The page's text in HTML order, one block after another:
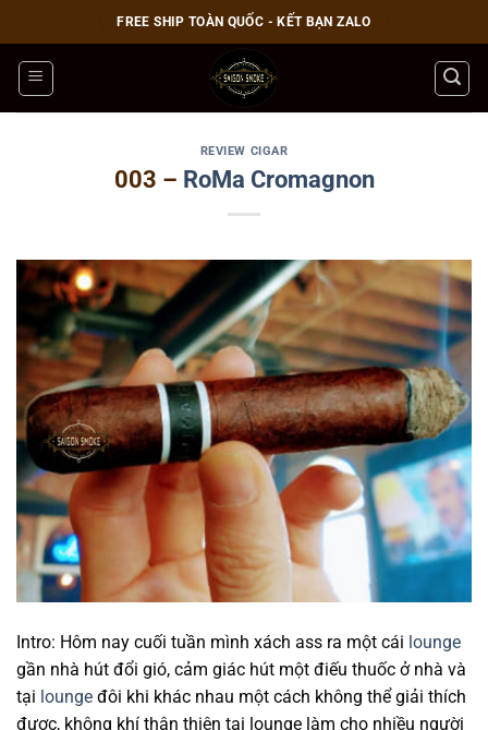
qua
nội
dung
FREE SHIP TOÀN QUỐC - KẾT BẠN ZALO
REVIEW CIGAR
003 – RoMa Cromagnon
Intro: Hôm nay cuối tuần mình xách ass ra một cái lounge
gần nhà hút đổi gió, cảm giác hút một điếu thuốc ở nhà và
tại lounge đôi khi khác nhau một cách không thể giải thích
được, không khí thân thiện tại lounge làm cho nhiều người